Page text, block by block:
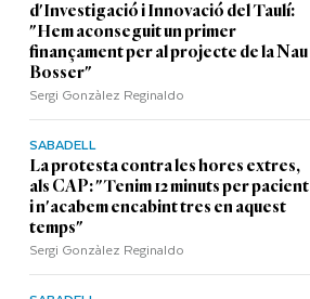
d'Investigació i Innovació del Taulí:
"Hem aconseguit un primer
finançament per al projecte de la Nau
Bosser"
Sergi Gonzàlez Reginaldo
SABADELL
La protesta contra les hores extres,
als CAP: "Tenim 12 minuts per pacient
i n'acabem encabint tres en aquest
temps"
Sergi Gonzàlez Reginaldo